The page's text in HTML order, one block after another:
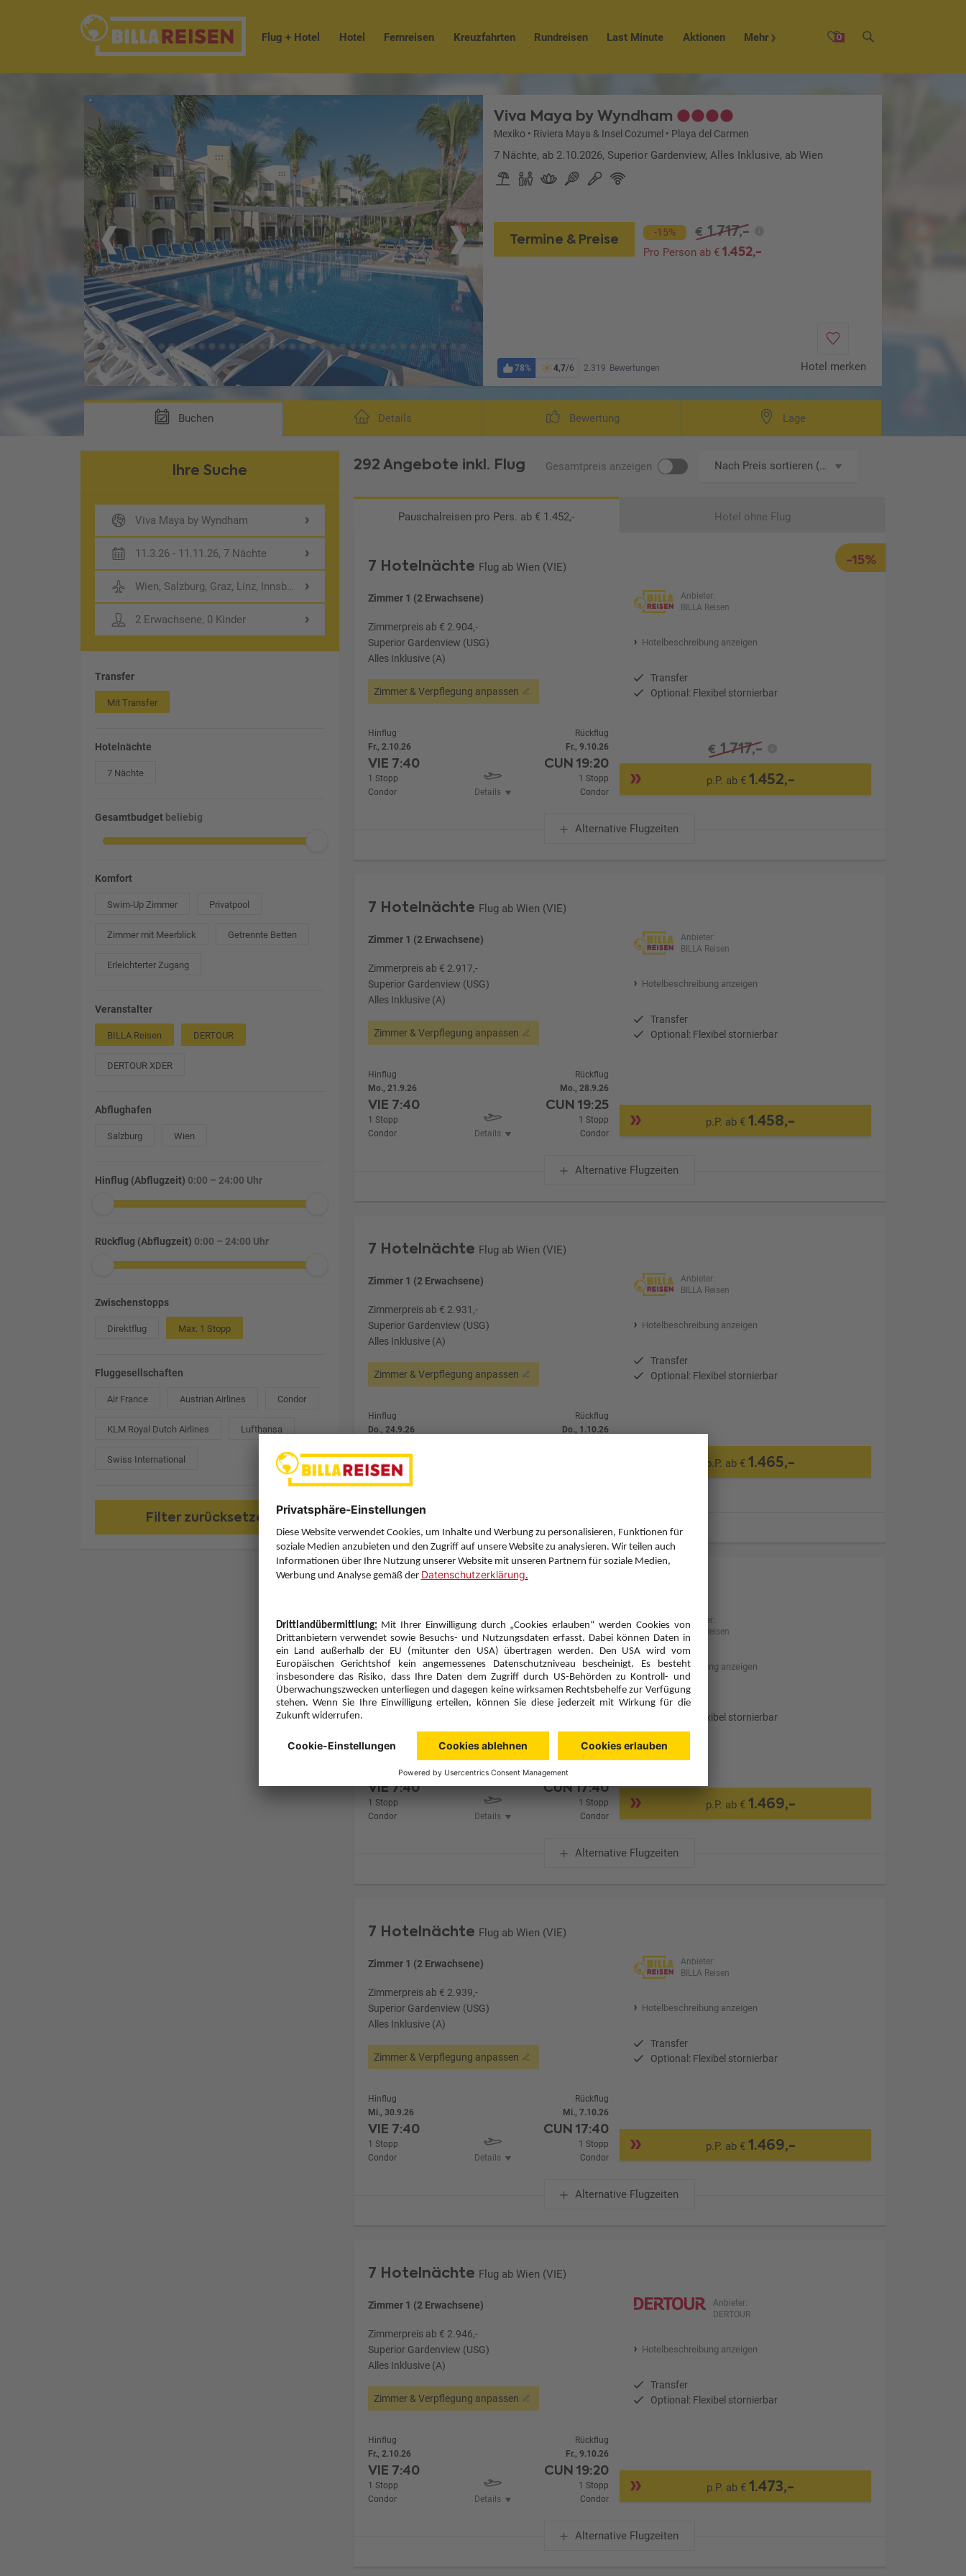
0
Flug + Hotel Hotel Fernreisen Kreuzfahrten Rundreisen Last Minute Aktionen Mehr
Viva Maya by Wyndham
Mexiko • Riviera Maya & Insel Cozumel • Playa del Carmen
7 Nächte, ab 2.10.2026, Superior Gardenview, Alles Inklusive, ab Wien
Termine & Preise -15% € 1.717,-
Pro Person ab €1.452,-
78% 4,7/6 2.319 Bewertungen Hotel merken
Buchen Details Bewertung Lage
Ihre Suche
Viva Maya by Wyndham
11.3.26 - 11.11.26, 7 Nächte
Wien, Salzburg, Graz, Linz, Innsbruck
2 Erwachsene, 0 Kinder
Transfer
Mit Transfer
Hotelnächte
7 Nächte
Gesamtbudget beliebig
Komfort
Swim-Up Zimmer Privatpool
Zimmer mit Meerblick Getrennte Betten
Erleichterter Zugang
Veranstalter
BILLA Reisen DERTOUR
DERTOUR XDER
Abflughafen
Salzburg Wien
Hinflug (Abflugzeit) 0:00 – 24:00 Uhr
Rückflug (Abflugzeit) 0:00 – 24:00 Uhr
Zwischenstopps
Direktflug Max. 1 Stopp
Fluggesellschaften
Air France Austrian Airlines Condor
KLM Royal Dutch Airlines Lufthansa
Swiss International
Filter zurücksetzen
292 Angebote inkl. Flug Gesamtpreis anzeigen Nach Preis sortieren (aufsteigend)
Pauschalreisen pro Pers. ab € 1.452,- Hotel ohne Flug
-15%
7 Hotelnächte Flug ab Wien (VIE)
Zimmer 1 (2 Erwachsene)
Zimmerpreis ab € 2.904,-
Superior Gardenview (USG)
Alles Inklusive (A)
Zimmer & Verpflegung anpassen
Anbieter:
BILLA Reisen
Hotelbeschreibung anzeigen
Transfer
Optional: Flexibel stornierbar
Hinflug
Fr., 2.10.26
VIE 7:40
1 Stopp
Condor
Details
Rückflug
Fr., 9.10.26
CUN19:20
1 Stopp
Condor
€ 1.717,-
p.P. ab € 1.452,-
Alternative Flugzeiten
7 Hotelnächte Flug ab Wien (VIE)
Zimmer 1 (2 Erwachsene)
Zimmerpreis ab € 2.917,-
Superior Gardenview (USG)
Alles Inklusive (A)
Zimmer & Verpflegung anpassen
Anbieter:
BILLA Reisen
Hotelbeschreibung anzeigen
Transfer
Optional: Flexibel stornierbar
Hinflug
Mo., 21.9.26
VIE 7:40
1 Stopp
Condor
Details
Rückflug
Mo., 28.9.26
CUN19:25
1 Stopp
Condor
p.P. ab €1.458,-
Alternative Flugzeiten
7 Hotelnächte Flug ab Wien (VIE)
Zimmer 1 (2 Erwachsene)
Zimmerpreis ab € 2.931,-
Superior Gardenview (USG)
Alles Inklusive (A)
Zimmer & Verpflegung anpassen
Anbieter:
BILLA Reisen
Hotelbeschreibung anzeigen
Transfer
Optional: Flexibel stornierbar
Hinflug
Do., 24.9.26
1 Stopp
Condor
Rückflug
Do., 1.10.26
p.P. ab €1.465,-
Zimmer 1 (2 Erwachsene)
Zimmerpreis ab € 2.939,-
Superior Gardenview (USG)
Alles Inklusive (A)
Anbieter:
BILLA Reisen
Hotelbeschreibung anzeigen
Transfer
Optional: Flexibel stornierbar
Di., 29.9.26
VIE7:40
1 Stopp
Condor
Details
Di., 6.10.26
CUN17:40
1 Stopp
Condor
p.P. ab € 1.469,-
Alternative Flugzeiten
7 Hotelnächte Flug ab Wien (VIE)
Zimmer 1 (2 Erwachsene)
Zimmerpreis ab € 2.939,-
Superior Gardenview (USG)
Alles Inklusive (A)
Zimmer & Verpflegung anpassen
Anbieter:
BILLA Reisen
Hotelbeschreibung anzeigen
Transfer
Optional: Flexibel stornierbar
Hinflug
Mi., 30.9.26
VIE 7:40
1 Stopp
Condor
Details
Rückflug
Mi., 7.10.26
CUN17:40
1 Stopp
Condor
p.P. ab € 1.469,-
Alternative Flugzeiten
7 Hotelnächte Flug ab Wien (VIE)
Zimmer 1 (2 Erwachsene)
Zimmerpreis ab € 2.946,-
Superior Gardenview (USG)
Alles Inklusive (A)
Zimmer & Verpflegung anpassen
Anbieter:
DERTOUR
Hotelbeschreibung anzeigen
Transfer
Optional: Flexibel stornierbar
Hinflug
Fr., 2.10.26
VIE 7:40
1 Stopp
Condor
Details
Rückflug
Fr., 9.10.26
CUN19:20
1 Stopp
Condor
p.P. ab €1.473,-
Alternative Flugzeiten